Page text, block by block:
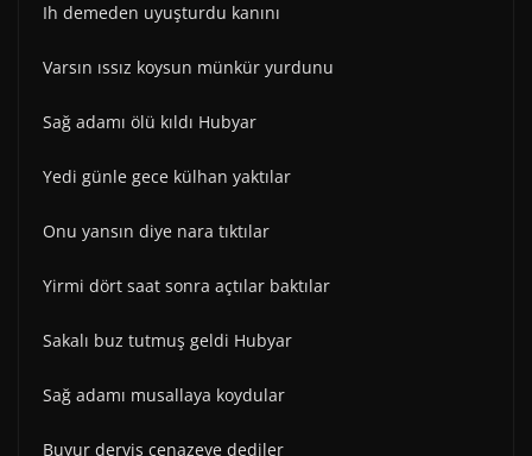
Ih demeden uyuşturdu kanını
Varsın ıssız koysun münkür yurdunu
Sağ adamı ölü kıldı Hubyar
Yedi günle gece külhan yaktılar
Onu yansın diye nara tıktılar
Yirmi dört saat sonra açtılar baktılar
Sakalı buz tutmuş geldi Hubyar
Sağ adamı musallaya koydular
Buyur derviş cenazeye dediler